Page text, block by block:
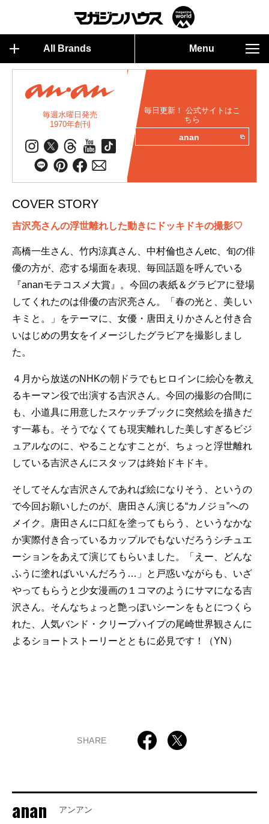
All Brands Menu
毎週水曜日発売
1970年創刊
毎日更新！ 公式サイトはこ
ちら
anan
COVER STORY
吉沢亮さんの浮世離れした動きにドッキドキの撮影♡
高橋一生さん、竹内涼真さん、中村倫也さんetc、旬の俳
優の方が、恋する場面を表現、毎回話題を呼んでいる
『ananモテコスメ大賞』。今回の表紙＆グラビアに登場
してくれたのは俳優の吉沢亮さん。「春の光と、美しい
キミと。」をテーマに、女優・唐田えりかさんと付き合
いはじめの男女をイメージしたグラビアを撮影しまし
た。
４月から放送のNHKの朝ドラでもヒロインに絵心を教え
るキーマン役で出演する吉沢さん。今回の撮影の合間に
も、小道具に用意したスケッチブックに突然絵を描きだ
す一幕も。そうでなくても現実離れした美しすぎるビジ
ュアルなのに、やることなすことが、ちょっと浮世離れ
している吉沢さんにスタッフは終始ドキドキ。
そしてそんな吉沢さんであれば絵になりそう、というの
で今回お願いしたのが、唐田さん演じる“カノジョ”への
メイク。唐田さんに口紅を塗ってもらう、というなかな
か実際付き合っているカップルでもないだろうシチュエ
ーションをあえて演じてもらいました。「えー、どんな
ふうに塗ればいいんだろう…」と戸惑いながらも、いざ
やってもらうと少女漫画の１コマのようにサマになる吉
沢さん。そんなちょっと艶っぽいシーンをもとにつくら
れた、人気バンド・クリープハイプの尾崎世界観さんに
よるショートストーリーとともに必見です！（YN）
SHARE
anan アンアン